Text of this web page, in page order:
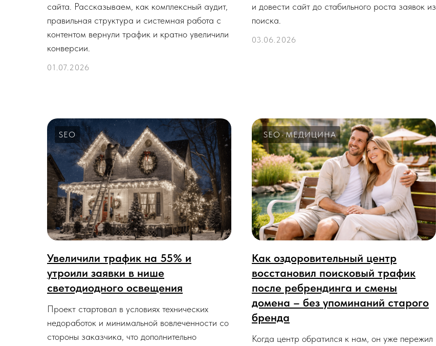
сайта. Рассказываем, как комплексный аудит,
правильная структура и системная работа с
контентом вернули трафик и кратно увеличили
конверсии.
01.07.2026
и довести сайт до стабильного роста заявок из
поиска.
03.06.2026
SEO
Увеличили трафик на 55% и
утроили заявки в нише
светодиодного освещения
Проект стартовал в условиях технических
недоработок и минимальной вовлеченности со
стороны заказчика, что дополнительно
SEO МЕДИЦИНА
Как оздоровительный центр
восстановил поисковый трафик
после ребрендинга и смены
домена – без упоминаний старого
бренда
Когда центр обратился к нам, он уже пережил